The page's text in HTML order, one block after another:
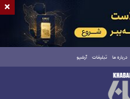
درباره ما تبلیغات آرشیو
×